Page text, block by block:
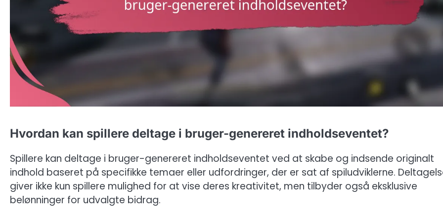
Hvordan kan spillere deltage i bruger-genereret indholdseventet?
Spillere kan deltage i bruger-genereret indholdseventet ved at skabe og indsende originalt
indhold baseret på specifikke temaer eller udfordringer, der er sat af spiludviklerne.
giver ikke kun spillere mulighed for at vise deres kreativitet, men tilbyder også eksklusive
belønninger for udvalgte bidrag.